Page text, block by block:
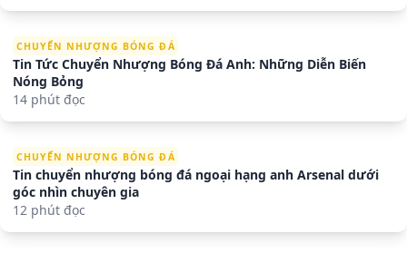
CHUYỂN NHƯỢNG BÓNG ĐÁ
Tin Tức Chuyển Nhượng Bóng Đá Anh: Những Diễn Biến
Nóng Bỏng
14 phút đọc
CHUYỂN NHƯỢNG BÓNG ĐÁ
Tin chuyển nhượng bóng đá ngoại hạng anh Arsenal dưới
góc nhìn chuyên gia
12 phút đọc